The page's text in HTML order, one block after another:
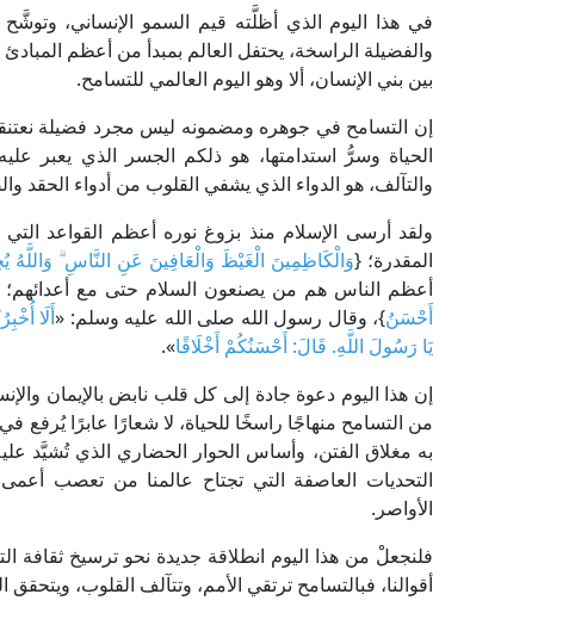
في هذا اليوم الذي أظلَّته قيم السمو الإنساني، وتوشَّح
والفضيلة الراسخة، يحتفل العالم بمبدأ من أعظم
بين بني الإنسان، ألا وهو اليوم العالمي للتسامح.
إن التسامح في جوهره ومضمونه ليس مجرد فضيلة
الحياة وسرُّ استدامتها، هو ذلكم الجسر الذي يعبر
والتآلف، هو الدواء الذي يشفي القلوب من أدواء الحقد
ولقد أرسى الإسلام منذ بزوغ نوره أعظم القواعد
المقدرة؛ {وَالْكَاظِمِينَ الْغَيْظَ وَالْعَافِينَ عَنِ النَّاسِ
أعظم الناس هم من يصنعون السلام حتى مع أعدائهم؛
أَحْسَنُ}، وقال رسول الله صلى الله عليه وسلم: «أَلَا
يَا رَسُولَ اللَّهِ. قَالَ: أَحْسَنُكُمْ أَخْلَاقًا».
إن هذا اليوم دعوة جادة إلى كل قلب نابض بالإيمان
من التسامح منهاجًا راسخًا للحياة، لا شعارًا عابرًا يُرفع
به مغلاق الفتن، وأساس الحوار الحضاري الذي تُشيَّد
التحديات العاصفة التي تجتاح عالمنا من تعصب
الأواصر.
فلنجعلْ من هذا اليوم انطلاقة جديدة نحو ترسيخ ثقافة
أقوالنا، فبالتسامح ترتقي الأمم، وتتآلف القلوب، ويتحقق